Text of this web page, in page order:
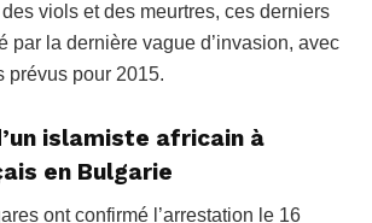
viols et des meurtres, ces derniers
par la dernière vague d’invasion, avec
prévus pour 2015.
islamiste africain à
en Bulgarie
ont confirmé l’arrestation le 16